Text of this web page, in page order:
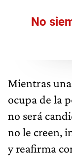
No
Mientras
ocupa de la
no será
no le creen,
y reafirma